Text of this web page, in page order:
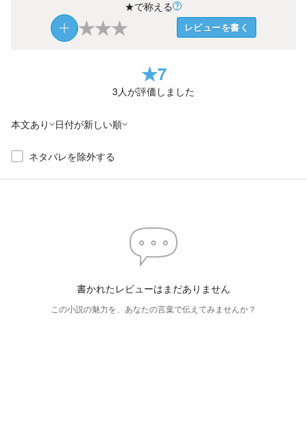
★で称える
★★★ レビューを書く
★7
3人が評価しました
本文あり 日付が新しい順
ネタバレを除外する
書かれたレビューはまだありません
この小説の魅力を、あなたの言葉で伝えてみませんか？